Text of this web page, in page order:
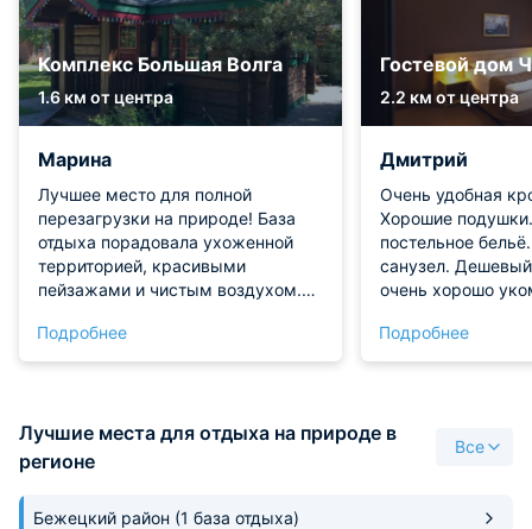
Комплекс Большая Волга
1.6 км от центра
Марина
Лучшее место для полной
перезагрузки на природе! База
отдыха порадовала ухоженной
территорией, красивыми
пейзажами и чистым воздухом.
спокойного досуга: прокат
инвентаря, отличные бани и зоны
Подробнее
Гостевой дом
2.2 км от центра
Дмитрий
Очень удобная
Хорошие
постельное
санузел.
очень хорошо
комфортный. До
на такси.
Подробнее
Лучшие места для отдыха на природе в
регионе
Все
Бежецкий район (1 база отдыха)